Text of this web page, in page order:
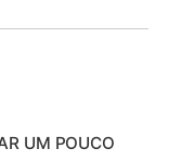
UM POUCO